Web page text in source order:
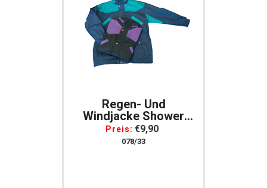
Regen- Und
Windjacke Shower
Regenjacke Windacke
*
Preis: €9,90
078/33